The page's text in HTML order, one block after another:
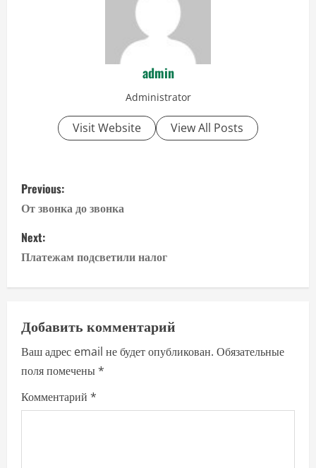
admin
Administrator
Visit Website View All Posts
P
o
s
t
a
v
i
g
Previous:
От звонка до звонка
Next:
Платежам подсветили налог
Добавить комментарий
Ваш адрес email не будет опубликован. Обязательные
поля помечены*
Комментарий *